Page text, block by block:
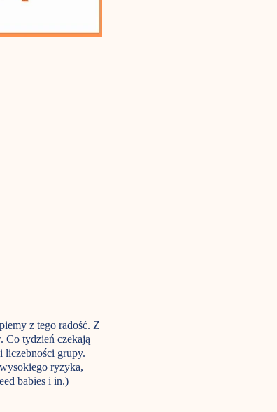
z tego radość. Z
Co tydzień czekają
grupy.
ryzyka,
babies i in.)